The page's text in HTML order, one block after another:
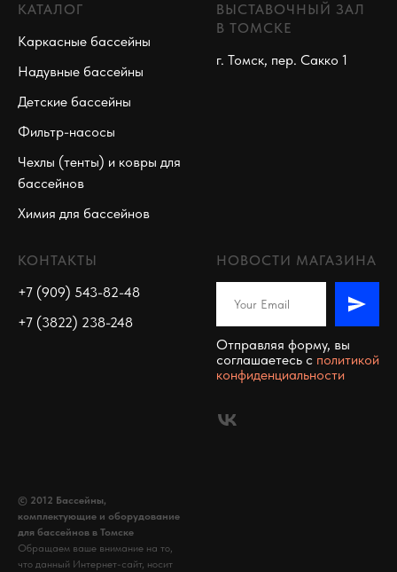
КАТАЛОГ
Каркасные бассейны
Надувные бассейны
Детские бассейны
Фильтр-насосы
Чехлы (тенты) и ковры для
бассейнов
Химия для бассейнов
ВЫСТАВОЧНЫЙ ЗАЛ
В ТОМСКЕ
г. Томск, пер. Сакко 1
КОНТАКТЫ
+7 (909) 543-82-48
+7 (3822) 238-248
НОВОСТИ МАГАЗИНА
Отправляя форму, вы
соглашаетесь c политикой
конфиденциальности
© 2012 Бассейны,
комплектующие и оборудование
для бассейнов в Томске
Обращаем ваше внимание на то,
что данный Интернет-сайт, носит